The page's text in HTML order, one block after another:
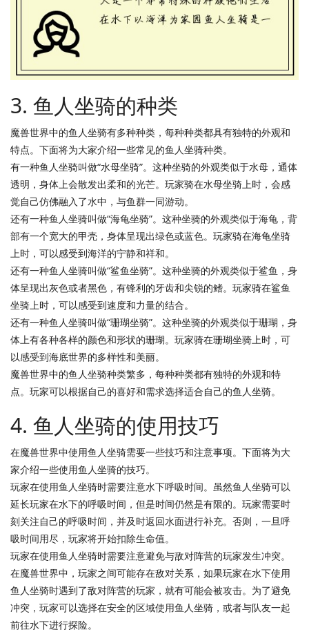
3. 鱼人坐骑的种类
魔兽世界中的鱼人坐骑有多种种类，每种种类都具有独特的外观和
特点。下面将为大家介绍一些常见的鱼人坐骑种类。
有一种鱼人坐骑叫做“水母坐骑”。这种坐骑的外观类似于水母，通体
透明，身体上会散发出柔和的光芒。玩家骑在水母坐骑上时，会感
觉自己仿佛融入了水中，与鱼群一同游动。
还有一种鱼人坐骑叫做“海龟坐骑”。这种坐骑的外观类似于海龟，背
部有一个宽大的甲壳，身体呈现出绿色或蓝色。玩家骑在海龟坐骑
上时，可以感受到海洋的宁静和祥和。
还有一种鱼人坐骑叫做“鲨鱼坐骑”。这种坐骑的外观类似于鲨鱼，身
体呈现出灰色或者黑色，有锋利的牙齿和尖锐的鳍。玩家骑在鲨鱼
坐骑上时，可以感受到速度和力量的结合。
还有一种鱼人坐骑叫做“珊瑚坐骑”。这种坐骑的外观类似于珊瑚，身
体上有各种各样的颜色和形状的珊瑚。玩家骑在珊瑚坐骑上时，可
以感受到海底世界的多样性和美丽。
魔兽世界中的鱼人坐骑种类繁多，每种种类都有独特的外观和特
点。玩家可以根据自己的喜好和需求选择适合自己的鱼人坐骑。
4. 鱼人坐骑的使用技巧
在魔兽世界中使用鱼人坐骑需要一些技巧和注意事项。下面将为大
家介绍一些使用鱼人坐骑的技巧。
玩家在使用鱼人坐骑时需要注意水下呼吸时间。虽然鱼人坐骑可以
延长玩家在水下的呼吸时间，但是时间仍然是有限的。玩家需要时
刻关注自己的呼吸时间，并及时返回水面进行补充。否则，一旦呼
吸时间用尽，玩家将开始扣除生命值。
玩家在使用鱼人坐骑时需要注意避免与敌对阵营的玩家发生冲突。
在魔兽世界中，玩家之间可能存在敌对关系，如果玩家在水下使用
鱼人坐骑时遇到了敌对阵营的玩家，就有可能会被攻击。为了避免
冲突，玩家可以选择在安全的区域使用鱼人坐骑，或者与队友一起
前往水下进行探险。